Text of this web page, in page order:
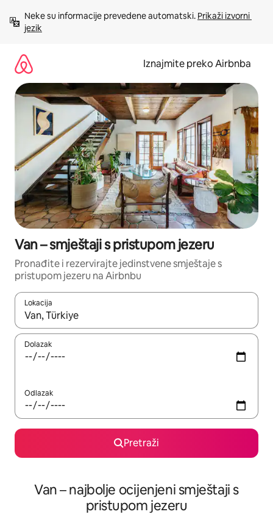
sadržaj
Neke su informacije prevedene automatski. Prikaži izvorni
jezik
Iznajmite preko Airbnba
Van – smještaji s pristupom jezeru
Pronađite i rezervirajte jedinstvene smještaje s
pristupom jezeru na Airbnbu
Lokacija
Kada budu dostupni rezultati, moći ćete ih pregledati
Dolazak
Odlazak
Pretraži
Van – najbolje ocijenjeni smještaji s
pristupom jezeru